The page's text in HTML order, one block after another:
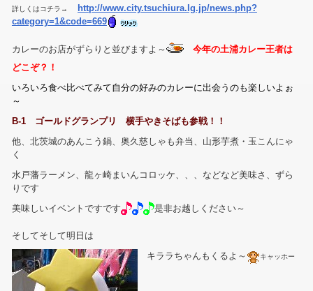
詳しくはコチラ→
http://www.city.tsuchiura.lg.jp/news.php?
category=1&code=669
カレーのお店がずらりと並びますよ～
今年の土浦カレー王者は
どこぞ？！
いろいろ食べ比べてみて自分の好みのカレーに出会うのも楽しいよぉ
～
B-1 ゴールドグランプリ 横手やきそばも参戦！！
他、北茨城のあんこう鍋、奥久慈しゃも弁当、山形芋煮・玉こんにゃ
く
水戸藩ラーメン、龍ヶ崎まいんコロッケ、、、などなど美味さ、ずら
りです
美味しいイベントですです
是非お越しください～
そしてそして明日は
キララちゃんもくるよ～
キャッホー